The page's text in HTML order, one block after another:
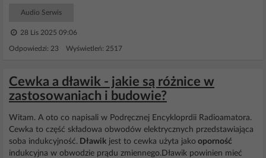
Audio Serwis
28 Lis 2025 09:06
Odpowiedzi: 23 Wyświetleń: 2517
Cewka a dławik - jakie są różnice w
zastosowaniach i budowie?
Witam. A oto co napisali w Podręcznej Encykloprdii Radioamatora.
Cewka to część składowa obwodów elektrycznych przedstawiająca
soba indukcyjność. Dławik jest to cewka użyta jako oporność
indukcyjna w obwodzie prądu zmiennego.Dławik powinien mieć